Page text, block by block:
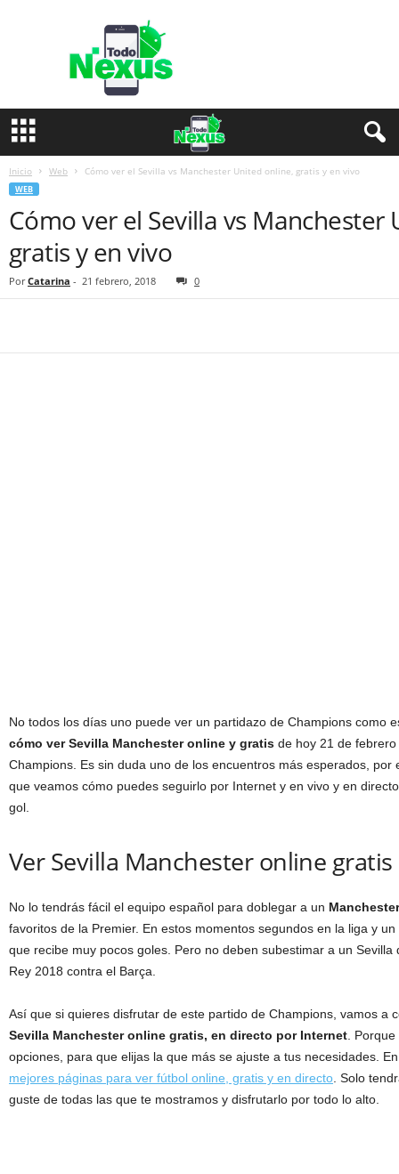
e
Inicio Web Cómo ver el Sevilla vs Manchester United online, gratis y en vivo
WEB
Cómo ver el Sevilla vs Manchester
gratis y en vivo
Por Catarina - 21 febrero, 2018 0
No todos los días uno puede ver un partidazo de Champions como
cómo ver Sevilla Manchester online y gratis de hoy 21 de
Champions. Es sin duda uno de los encuentros más esperados, por
que veamos cómo puedes seguirlo por Internet y en vivo y en
gol.
Ver Sevilla Manchester online gratis
No lo tendrás fácil el equipo español para doblegar a un
favoritos de la Premier. En estos momentos segundos en la liga y
que recibe muy pocos goles. Pero no deben subestimar a un
Rey 2018 contra el Barça.
Así que si quieres disfrutar de este partido de Champions, vamos a
Sevilla Manchester online gratis, en directo por Internet .
opciones, para que elijas la que más se ajuste a tus necesidades.
mejores páginas para ver fútbol online, gratis y en directo . Solo
guste de todas las que te mostramos y disfrutarlo por todo lo alto.